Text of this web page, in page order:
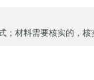
；材料需要核实的，核